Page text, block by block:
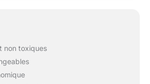
non toxiques